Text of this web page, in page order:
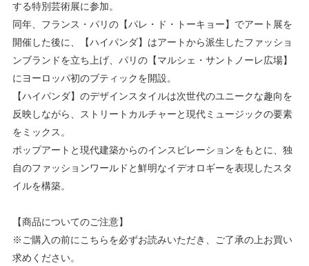
する特別芸術展に参加。
同年、フランス・パリの【パレ・ド・トーキョー】でアート展を
開催した後に、【ハイパンダ】はアートから派生したファッショ
ンブランドを立ち上げ、パリの【マルシェ・サントノーレ広場】
にヨーロッパ初のブティックを開設。
【ハイパンダ】のデザインスタイルは次世代のユニークな趣向を
反映しながら、ストリートカルチャーと現代ミュージックの要素
をミックス。
ポップアートと現代建築からのインスピレーションをもとに、独
自のファッションワールドと鮮明なイデオロギーを表現したスタ
イルを構築。
【商品についてのご注意】
※ご購入の前にこちらを必ずお読みいただき、ご了承の上お買い
求めください。